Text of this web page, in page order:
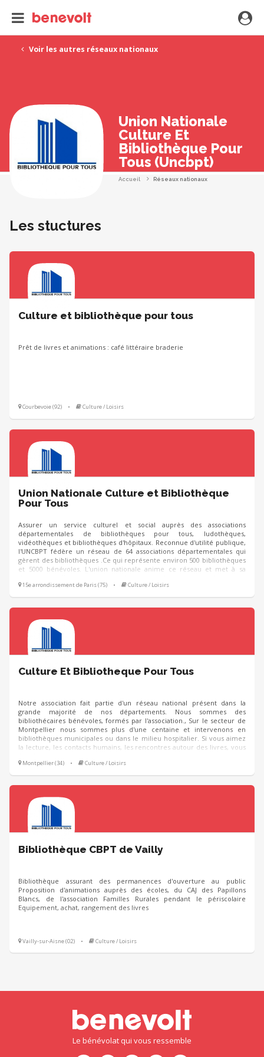
Voir les autres réseaux nationaux
Union Nationale
Culture Et
Bibliothèque Pour
Tous (Uncbpt)
Accueil Réseaux nationaux
Les stuctures
Culture et bibliothèque pour tous
Prêt de livres et animations : café littéraire braderie
Courbevoie (92) • Culture / Loisirs
Union Nationale Culture et Bibliothèque
Pour Tous
Assurer un service culturel et social auprès des associations
départementales de bibliothèques pour tous, ludothèques,
vidéothèques et bibliothèques d'hôpitaux. Reconnue d'utilité publique,
l'UNCBPT fédère un réseau de 64 associations départementales qui
gèrent des bibliothèques .Ce qui représente environ 500 bibliothèques
et 5000 bénévoles. L'union nationale anime ce réseau et met à sa
revue numérique... Voir : site internet uncbpt.fr revue littéraire
numérique : les-notes.fr
15e arrondissement de Paris (75) • Culture / Loisirs
Culture Et Bibliotheque Pour Tous
Notre association fait partie d'un réseau national présent dans la
grande majorité de nos départements. Nous sommes des
bibliothécaires bénévoles, formés par l'association., Sur le secteur de
Montpellier nous sommes plus d'une centaine et intervenons en
bibliothèques municipales ou dans le milieu hospitalier. Si vous aimez
la lecture, les contacts humains, les rencontres autour des livres, vous
Montpellier (34) • Culture / Loisirs
Bibliothèque CBPT de Vailly
Bibliothèque assurant des permanences d'ouverture au public
Proposition d'animations auprès des écoles, du CAJ des Papillons
Blancs, de l'association Familles Rurales pendant le périscolaire
Equipement, achat, rangement des livres
Vailly-sur-Aisne (02) • Culture / Loisirs
Le bénévolat qui vous ressemble